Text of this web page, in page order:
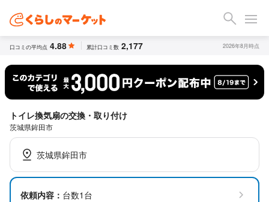
口コミの平均点 4.88 累計口コミ数 2,177 2026年8月時点
トイレ換気扇の交換・取り付け
茨城県鉾田市
茨城県鉾田市
依頼内容： 台数1台